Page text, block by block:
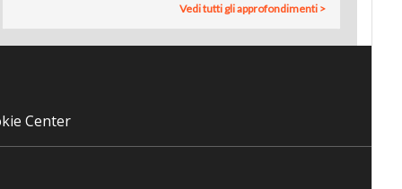
Vedi tutti gli approfondimenti >
Center